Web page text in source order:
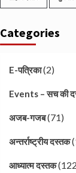
Categories
E-पत्रिका(2)
Events – सच की
अजब-गजब(71)
अन्तर्राष्ट्रीय दस्तक
आध्यात्म दस्तक